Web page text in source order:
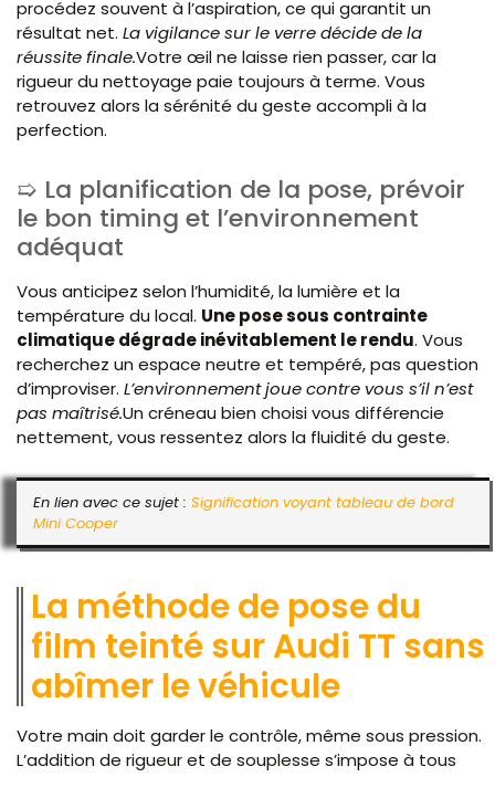
procédez souvent à l’aspiration, ce qui garantit un
résultat net. La vigilance sur le verre décide de la
réussite finale.Votre œil ne laisse rien passer, car la
rigueur du nettoyage paie toujours à terme. Vous
retrouvez alors la sérénité du geste accompli à la
perfection.
La planification de la pose, prévoir
le bon timing et l’environnement
adéquat
Vous anticipez selon l’humidité, la lumière et la
température du local. Une pose sous contrainte
climatique dégrade inévitablement le rendu. Vous
recherchez un espace neutre et tempéré, pas question
d’improviser. L’environnement joue contre vous s’il n’est
pas maîtrisé.Un créneau bien choisi vous différencie
nettement, vous ressentez alors la fluidité du geste.
En lien avec ce sujet : Signification voyant tableau de bord
Mini Cooper
La méthode de pose du
film teinté sur Audi TT sans
abîmer le véhicule
Votre main doit garder le contrôle, même sous pression.
L’addition de rigueur et de souplesse s’impose à tous